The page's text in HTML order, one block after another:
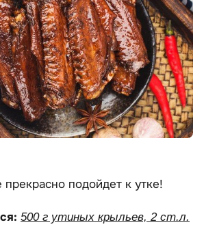
подойдет к утке!
500 г утиных крыльев, 2 ст.л.